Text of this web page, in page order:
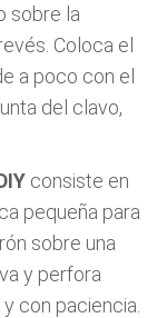
sobre la
Coloca el
a poco con el
del clavo,
consiste en
pequeña para
sobre una
y perfora
con paciencia.